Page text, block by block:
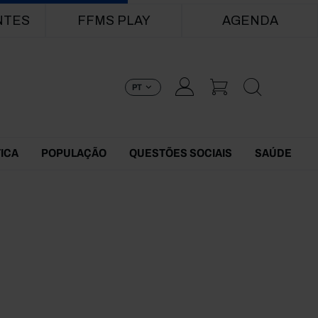
FFMS PLAY AGENDA
PT
POPULAÇÃO QUESTÕES SOCIAIS SAÚDE